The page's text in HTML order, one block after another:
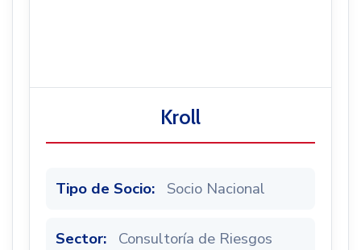
Kroll
Tipo de Socio: Socio Nacional
Sector: Consultoría de Riesgos